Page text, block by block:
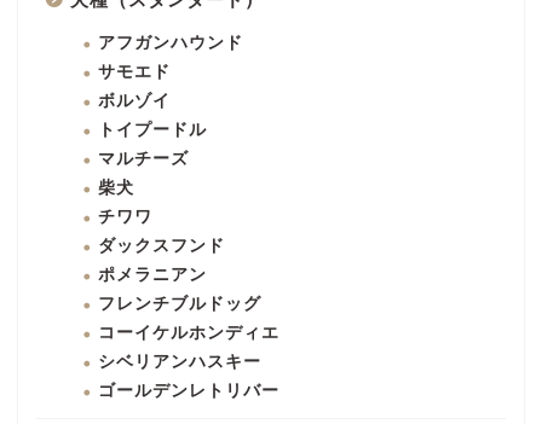
アフガンハウンド
サモエド
ボルゾイ
トイプードル
マルチーズ
柴犬
チワワ
ダックスフンド
ポメラニアン
フレンチブルドッグ
コーイケルホンディエ
シベリアンハスキー
ゴールデンレトリバー